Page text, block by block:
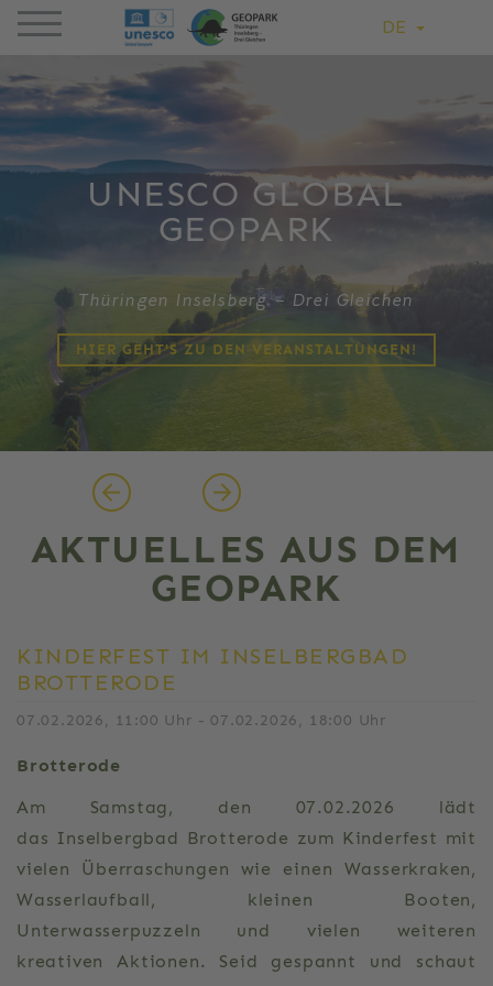
DE
UNESCO GLOBAL
GEOPARK
Thüringen Inselsberg – Drei Gleichen
HIER GEHT'S ZU DEN VERANSTALTUNGEN!
AKTUELLES AUS DEM
GEOPARK
KINDERFEST IM INSELBERGBAD
BROTTERODE
07.02.2026, 11:00 Uhr - 07.02.2026, 18:00 Uhr
Brotterode
Am Samstag, den 07.02.2026 lädt
das Inselbergbad Brotterode zum Kinderfest mit
vielen Überraschungen wie einen Wasserkraken,
Wasserlaufball, kleinen Booten,
Unterwasserpuzzeln und vielen weiteren
kreativen Aktionen. Seid gespannt und schaut